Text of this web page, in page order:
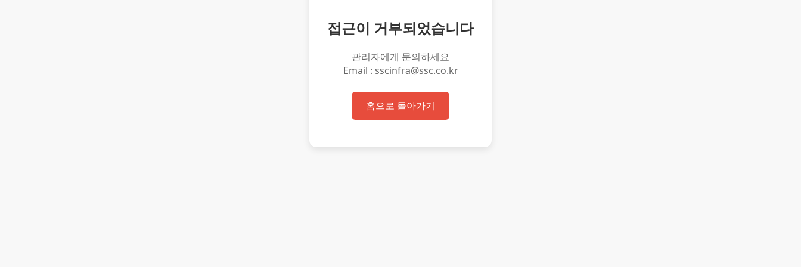
접근이 거부되었습니다
관리자에게 문의하세요
Email : sscinfra@ssc.co.kr
홈으로 돌아가기